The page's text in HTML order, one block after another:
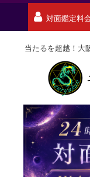
対面鑑定料
当たるを超越！大